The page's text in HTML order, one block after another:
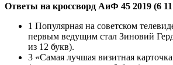
Ответы на кроссворд АиФ 45 2019 (6 11
1 Популярная на советском
первым ведущим стал Зиновий
из 12 букв).
3 «Самая лучшая визитная